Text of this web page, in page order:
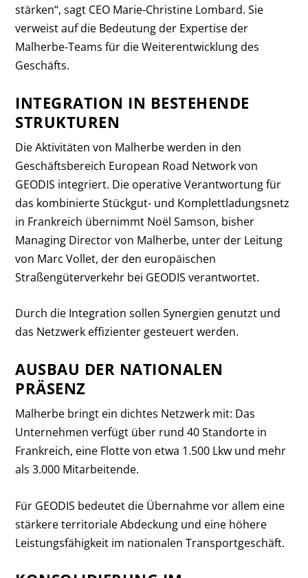
stärken“, sagt CEO Marie-Christine Lombard. Sie
verweist auf die Bedeutung der Expertise der
Malherbe-Teams für die Weiterentwicklung des
Geschäfts.
INTEGRATION IN BESTEHENDE
STRUKTUREN
Die Aktivitäten von Malherbe werden in den
Geschäftsbereich European Road Network von
GEODIS integriert. Die operative Verantwortung für
das kombinierte Stückgut- und Komplettladungsnetz
in Frankreich übernimmt Noël Samson, bisher
Managing Director von Malherbe, unter der Leitung
von Marc Vollet, der den europäischen
Straßengüterverkehr bei GEODIS verantwortet.
Durch die Integration sollen Synergien genutzt und
das Netzwerk effizienter gesteuert werden.
AUSBAU DER NATIONALEN
PRÄSENZ
Malherbe bringt ein dichtes Netzwerk mit: Das
Unternehmen verfügt über rund 40 Standorte in
Frankreich, eine Flotte von etwa 1.500 Lkw und mehr
als 3.000 Mitarbeitende.
Für GEODIS bedeutet die Übernahme vor allem eine
stärkere territoriale Abdeckung und eine höhere
Leistungsfähigkeit im nationalen Transportgeschäft.